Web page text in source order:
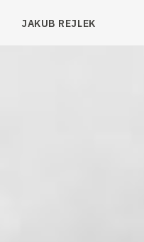
JAKUB REJLEK